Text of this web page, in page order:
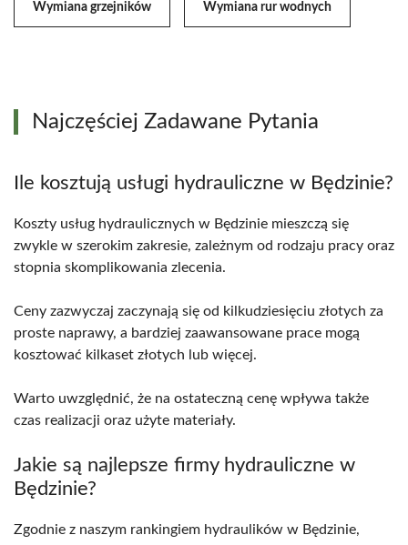
Wymiana grzejników Wymiana rur wodnych
Najczęściej Zadawane Pytania
Ile kosztują usługi hydrauliczne w Będzinie?
Koszty usług hydraulicznych w Będzinie mieszczą się
zwykle w szerokim zakresie, zależnym od rodzaju pracy oraz
stopnia skomplikowania zlecenia.
Ceny zazwyczaj zaczynają się od kilkudziesięciu złotych za
proste naprawy, a bardziej zaawansowane prace mogą
kosztować kilkaset złotych lub więcej.
Warto uwzględnić, że na ostateczną cenę wpływa także
czas realizacji oraz użyte materiały.
Jakie są najlepsze firmy hydrauliczne w
Będzinie?
Zgodnie z naszym rankingiem hydraulików w Będzinie,